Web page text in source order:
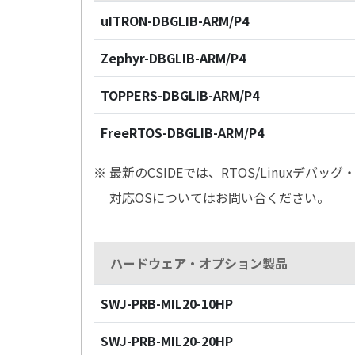
uITRON-DBGLIB-ARM/P4
Zephyr-DBGLIB-ARM/P4
TOPPERS-DBGLIB-ARM/P4
FreeRTOS-DBGLIB-ARM/P4
※ 最新のCSIDEでは、RTOS/Linuxデバッグ
対応OSについてはお問い合ください。
ハードウェア・オプション製品
SWJ-PRB-MIL20-10HP
SWJ-PRB-MIL20-20HP